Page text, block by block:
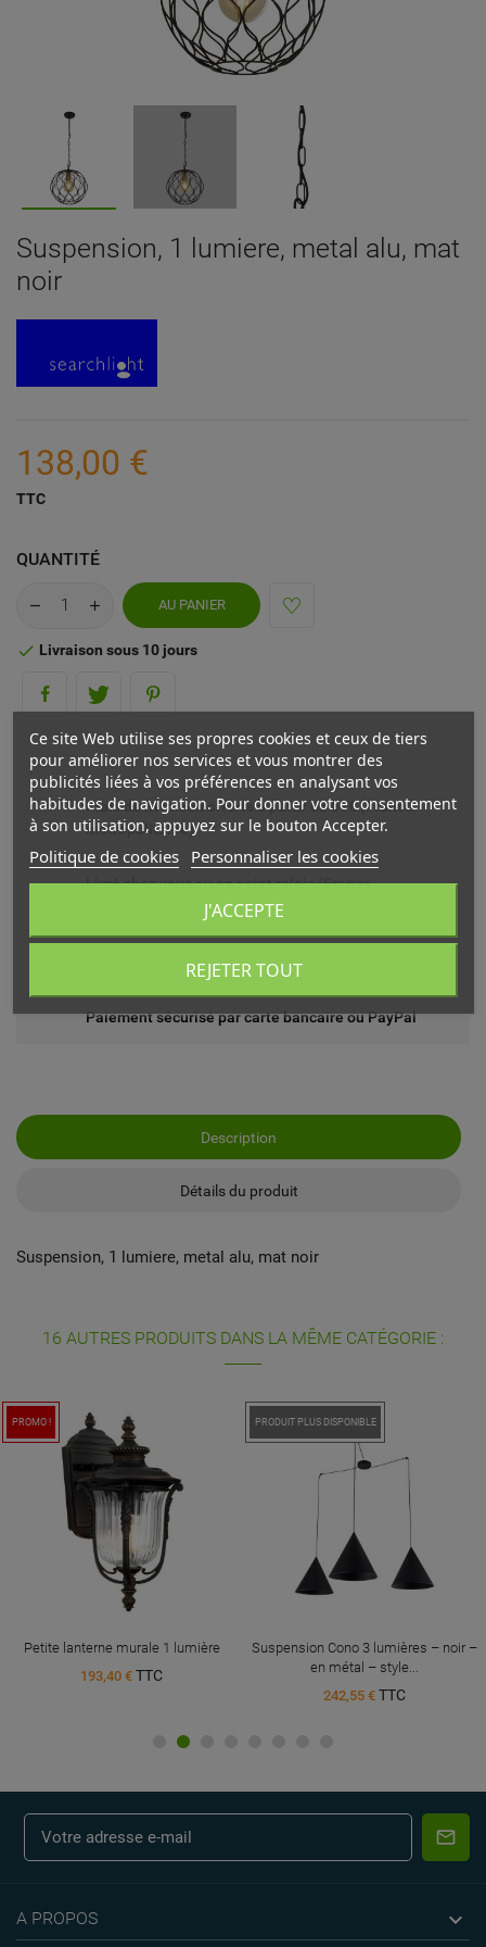
Suspension, 1 lumiere, metal alu, mat
noir
138,00 €
TTC
QUANTITÉ
AU PANIER
 Livraison sous 10 jours
Frais de livraison offerts à partir de 69€ (France
métropolitaine)
Livré chez vous ou en point relais (France
Echange ou remboursement possible sous 14 jours
Paiement sécurisé par carte bancaire ou PayPal
Description
Détails du produit
Suspension, 1 lumiere, metal alu, mat noir
16 AUTRES PRODUITS DANS LA MÊME CATÉGORIE :
PROMO !
Petite lanterne murale 1 lumière
193,40 € TTC
PRODUIT PLUS DISPONIBLE
Suspension Cono 3 lumières – noir –
en métal – style...
242,55 € TTC
A PROPOS 
Ce site Web utilise ses propres cookies et ceux de tiers
pour améliorer nos services et vous montrer des
publicités liées à vos préférences en analysant vos
habitudes de navigation. Pour donner votre consentement
à son utilisation, appuyez sur le bouton Accepter.
Politique de cookies Personnaliser les cookies
REJETER TOUT
J'ACCEPTE